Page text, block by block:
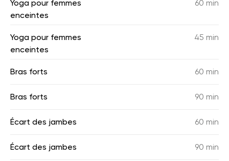
Yoga pour femmes
enceintes
60 min
Yoga pour femmes
enceintes
45 min
Bras forts 60 min
Bras forts 90 min
Écart des jambes 60 min
Écart des jambes 90 min